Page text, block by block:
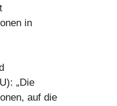
in
„Die
auf die